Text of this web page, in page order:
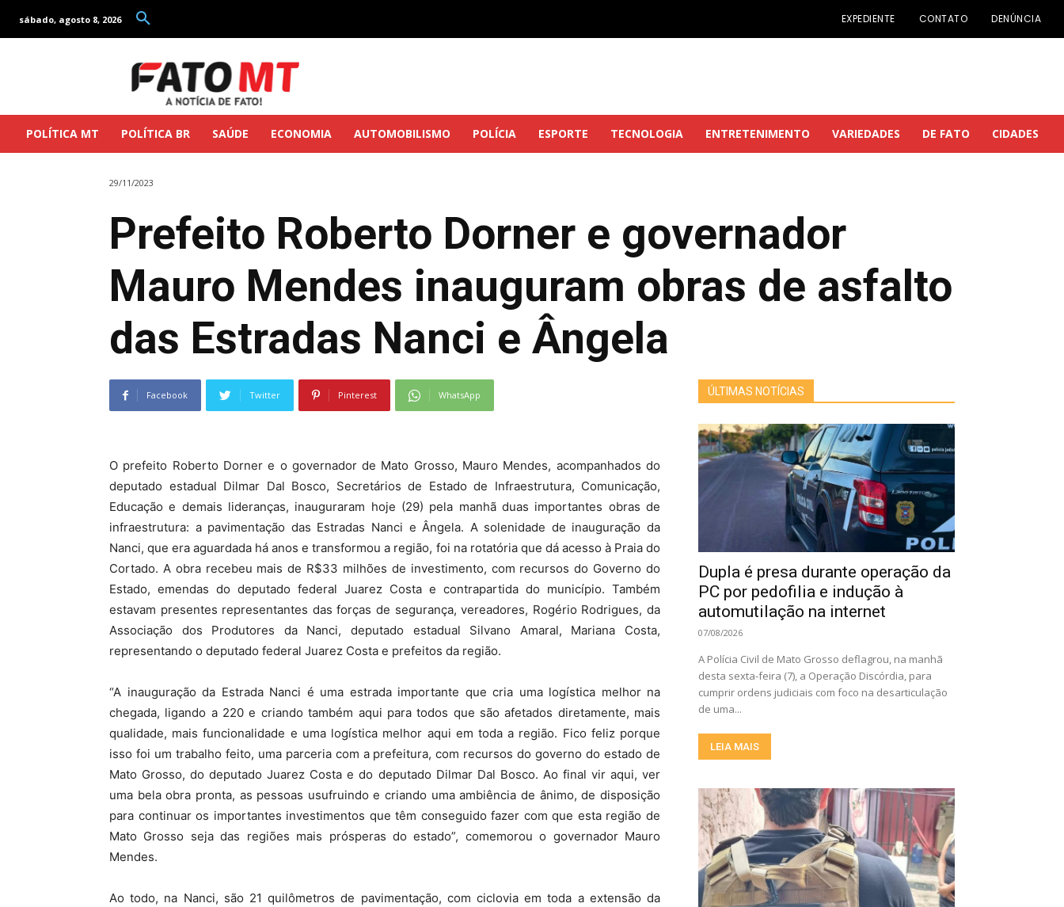
sábado, agosto 8, 2026 EXPEDIENTE CONTATO DENÚNCIA
POLÍTICA MT POLÍTICA BR SAÚDE ECONOMIA AUTOMOBILISMO POLÍCIA ESPORTE TECNOLOGIA ENTRETENIMENTO VARIEDADES DE FATO CIDADES
29/11/2023
Prefeito Roberto Dorner e governador
Mauro Mendes inauguram obras de asfalto
das Estradas Nanci e Ângela
Facebook Twitter Pinterest WhatsApp
O prefeito Roberto Dorner e o governador de Mato Grosso, Mauro Mendes, acompanhados do
deputado estadual Dilmar Dal Bosco, Secretários de Estado de Infraestrutura, Comunicação,
Educação e demais lideranças, inauguraram hoje (29) pela manhã duas importantes obras de
infraestrutura: a pavimentação das Estradas Nanci e Ângela. A solenidade de inauguração da
Nanci, que era aguardada há anos e transformou a região, foi na rotatória que dá acesso à Praia do
Cortado. A obra recebeu mais de R$33 milhões de investimento, com recursos do Governo do
Estado, emendas do deputado federal Juarez Costa e contrapartida do município. Também
estavam presentes representantes das forças de segurança, vereadores, Rogério Rodrigues, da
Associação dos Produtores da Nanci, deputado estadual Silvano Amaral, Mariana Costa,
representando o deputado federal Juarez Costa e prefeitos da região.
“A inauguração da Estrada Nanci é uma estrada importante que cria uma logística melhor na
chegada, ligando a 220 e criando também aqui para todos que são afetados diretamente, mais
qualidade, mais funcionalidade e uma logística melhor aqui em toda a região. Fico feliz porque
isso foi um trabalho feito, uma parceria com a prefeitura, com recursos do governo do estado de
Mato Grosso, do deputado Juarez Costa e do deputado Dilmar Dal Bosco. Ao final vir aqui, ver
uma bela obra pronta, as pessoas usufruindo e criando uma ambiência de ânimo, de disposição
para continuar os importantes investimentos que têm conseguido fazer com que esta região de
Mato Grosso seja das regiões mais prósperas do estado”, comemorou o governador Mauro
Mendes.
Ao todo, na Nanci, são 21 quilômetros de pavimentação, com ciclovia em toda a extensão da
ÚLTIMAS NOTÍCIAS
Dupla é presa durante operação da
PC por pedofilia e indução à
automutilação na internet
07/08/2026
A Polícia Civil de Mato Grosso deflagrou, na manhã
desta sexta-feira (7), a Operação Discórdia, para
cumprir ordens judiciais com foco na desarticulação
de uma...
LEIA MAIS